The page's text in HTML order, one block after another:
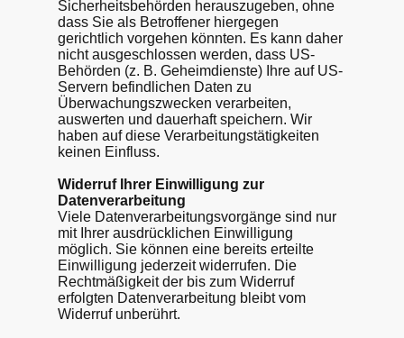
Sicherheitsbehörden herauszugeben, ohne
dass Sie als Betroffener hiergegen
gerichtlich vorgehen könnten. Es kann daher
nicht ausgeschlossen werden, dass US-
Behörden (z. B. Geheimdienste) Ihre auf US-
Servern befindlichen Daten zu
Überwachungszwecken verarbeiten,
auswerten und dauerhaft speichern. Wir
haben auf diese Verarbeitungstätigkeiten
keinen Einfluss.
Widerruf Ihrer Einwilligung zur
Datenverarbeitung
Viele Datenverarbeitungsvorgänge sind nur
mit Ihrer ausdrücklichen Einwilligung
möglich. Sie können eine bereits erteilte
Einwilligung jederzeit widerrufen. Die
Rechtmäßigkeit der bis zum Widerruf
erfolgten Datenverarbeitung bleibt vom
Widerruf unberührt.